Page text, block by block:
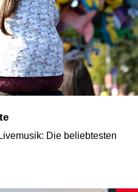
Die beliebtesten